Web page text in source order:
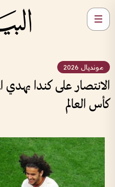
مونديال 2026
كأس العالم